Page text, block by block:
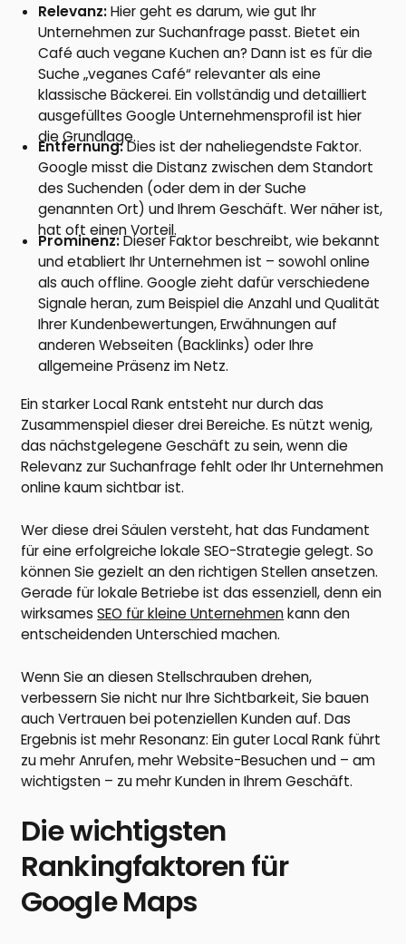
Relevanz:Hier geht es darum, wie gut Ihr
Unternehmen zur Suchanfrage passt. Bietet ein
Café auch vegane Kuchen an? Dann ist es für die
Suche „veganes Café“ relevanter als eine
klassische Bäckerei. Ein vollständig und detailliert
ausgefülltes Google Unternehmensprofil ist hier
die Grundlage.
Entfernung:Dies ist der naheliegendste Faktor.
Google misst die Distanz zwischen dem Standort
des Suchenden (oder dem in der Suche
genannten Ort) und Ihrem Geschäft. Wer näher ist,
hat oft einen Vorteil.
Prominenz:Dieser Faktor beschreibt, wie bekannt
und etabliert Ihr Unternehmen ist – sowohl online
als auch offline. Google zieht dafür verschiedene
Signale heran, zum Beispiel die Anzahl und Qualität
Ihrer Kundenbewertungen, Erwähnungen auf
anderen Webseiten (Backlinks) oder Ihre
allgemeine Präsenz im Netz.
Ein starker Local Rank entsteht nur durch das
Zusammenspiel dieser drei Bereiche. Es nützt wenig,
das nächstgelegene Geschäft zu sein, wenn die
Relevanz zur Suchanfrage fehlt oder Ihr Unternehmen
online kaum sichtbar ist.
Wer diese drei Säulen versteht, hat das Fundament
für eine erfolgreiche lokale SEO-Strategie gelegt. So
können Sie gezielt an den richtigen Stellen ansetzen.
Gerade für lokale Betriebe ist das essenziell, denn ein
wirksamesSEO für kleine Unternehmenkann den
entscheidenden Unterschied machen.
Wenn Sie an diesen Stellschrauben drehen,
verbessern Sie nicht nur Ihre Sichtbarkeit, Sie bauen
auch Vertrauen bei potenziellen Kunden auf. Das
Ergebnis ist mehr Resonanz: Ein guter Local Rank führt
zu mehr Anrufen, mehr Website-Besuchen und – am
wichtigsten – zu mehr Kunden in Ihrem Geschäft.
Die wichtigsten
Rankingfaktoren für
Google Maps